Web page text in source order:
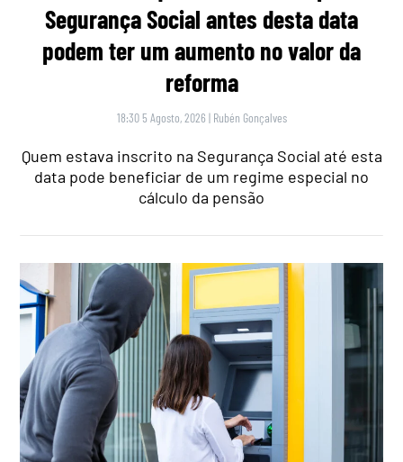
Segurança Social antes desta data
podem ter um aumento no valor da
reforma
18:30 5 Agosto, 2026 | Rubén Gonçalves
Quem estava inscrito na Segurança Social até esta
data pode beneficiar de um regime especial no
cálculo da pensão